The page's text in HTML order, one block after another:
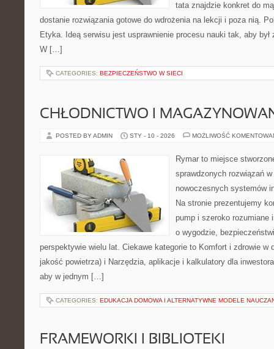
tata znajdzie konkret do
dostanie rozwiązania gotowe do wdrożenia na lekcji i poza nią.
Etyka. Ideą serwisu jest usprawnienie procesu nauki tak, aby był
W […]
CATEGORIES: BEZPIECZEŃSTWO W SIECI
CHŁODNICTWO I
POSTED BY ADMIN STY - 10 - 2026 MOŻLIWOŚĆ
Rymar to miejsce
sprawdzonych rozwiązań
nowoczesnych systemów
Na stronie prezentujemy
pump i szeroko rozumiane
o wygodzie,
perspektywie wielu lat. Ciekawe kategorie to Komfort i zdrowie w
jakość powietrza) i Narzędzia, aplikacje i kalkulatory dla
aby w jednym […]
CATEGORIES: EDUKACJA DOMOWA I ALTERNATYWNE MODELE
FRAMEWORKI I BIBLIOTEKI